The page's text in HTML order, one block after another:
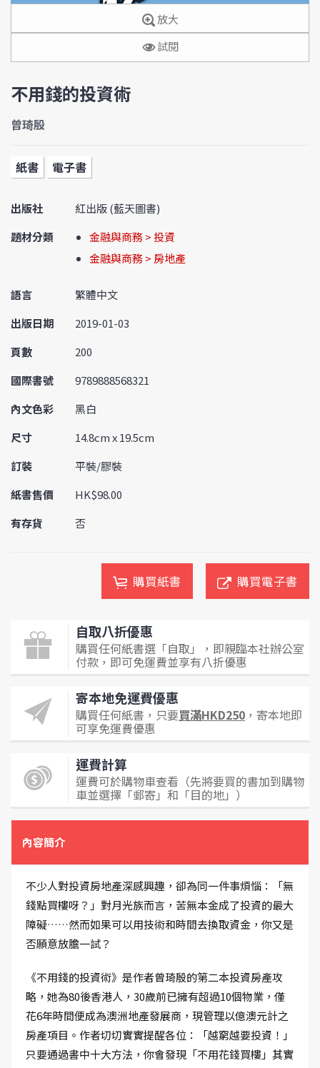
放大
試閱
不用錢的投資術
曾琦殷
紙書 電子書
出版社
紅出版 (藍天圖書)
題材分類
金融與商務 > 投資
金融與商務 > 房地產
語言
繁體中文
出版日期
2019-01-03
頁數
200
國際書號
9789888568321
內文色彩
黑白
尺寸
14.8cm x 19.5cm
訂裝
平裝/膠裝
紙書售價
HK$98.00
有存貨
否
購買紙書 購買電子書
自取八折優惠
購買任何紙書選「自取」，即親臨本社辦公室
付款，即可免運費並享有八折優惠
寄本地免運費優惠
購買任何紙書，只要買滿HKD250 ，寄本地即
可享免運費優惠
運費計算
運費可於購物車查看（先將要買的書加到購物
車並選擇「郵寄」和「目的地」）
內容簡介
不少人對投資房地產深感興趣，卻為同一件事煩惱：「無
錢點買樓呀？」對月光族而言，苦無本金成了投資的最大
障礙……然而如果可以用技術和時間去換取資金，你又是
否願意放膽一試？
《不用錢的投資術》是作者曾琦殷的第二本投資房產攻
略，她為80後香港人，30歲前已擁有超過10個物業，僅
花6年時間便成為澳洲地產發展商，現管理以億澳元計之
房產項目。作者切切實實提醒各位：「越窮越要投資！」
只要通過書中十大方法，你會發現「不用花錢買樓」其實